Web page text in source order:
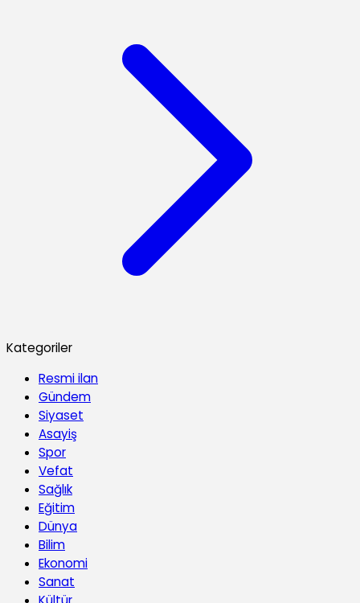
Kategoriler
Resmi ilan
Gündem
Siyaset
Asayiş
Spor
Vefat
Sağlık
Eğitim
Dünya
Bilim
Ekonomi
Sanat